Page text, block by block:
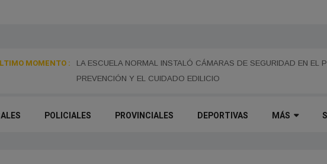
MOMENTO :
AL CLUB
LA ESCUELA NORMAL INSTALÓ CÁMARAS DE SEGURIDAD EN EL
PREVENCIÓN Y EL CUIDADO EDILICIO
POLICIALES PROVINCIALES DEPORTIVAS MÁS